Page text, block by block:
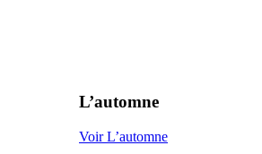
L’automne
Voir L’automne